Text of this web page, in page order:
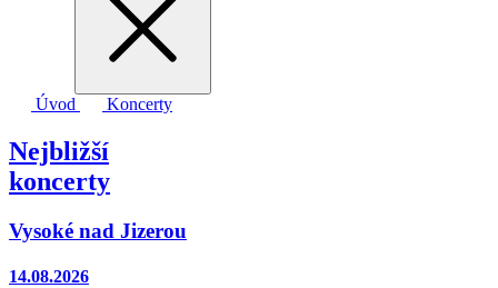
Úvod Koncerty
Nejbližší
koncerty
Vysoké nad Jizerou
14.08.2026